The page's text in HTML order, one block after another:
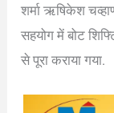
शर्मा ऋषिकेश
सहयोग में बोट
से पूरा कराया गया.